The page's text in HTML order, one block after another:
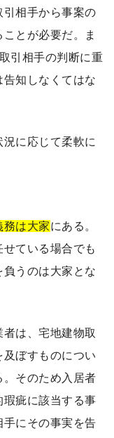
相手から事案の
とが必要だ。ま
引相手の判断に重
知しなくてはな
に応じて柔軟に
務は大家にある。
ている場合でも
うのは大家とな
は、宅地建物取
ぼすものについ
そのため入居者
疵に該当する事
にその事実を告